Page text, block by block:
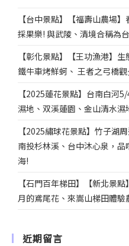
【台中景點】【福壽山農場
採果樂! 與武陵、清境合稱為
【彰化景點】【王功漁港】
鐵牛車烤鮮蚵、 王者之弓橋
【2025蓮花景點】台南白河
濕地、双溪蓮園、金山清水濕
【2025繡球花景點】竹子湖
南投杉林溪、台中沐心泉，
海!
【石門百年梯田】【新北景
月的鳶尾花、來嵩山梯田體驗
近期留言